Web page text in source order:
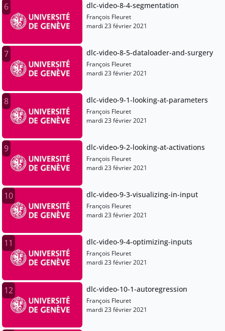
6 dlc-video-8-4-segmentation
François Fleuret
mardi 23 février 2021
7 dlc-video-8-5-dataloader-and-surgery
François Fleuret
mardi 23 février 2021
8 dlc-video-9-1-looking-at-parameters
François Fleuret
mardi 23 février 2021
9 dlc-video-9-2-looking-at-activations
François Fleuret
mardi 23 février 2021
10 dlc-video-9-3-visualizing-in-input
François Fleuret
mardi 23 février 2021
11 dlc-video-9-4-optimizing-inputs
François Fleuret
mardi 23 février 2021
12 dlc-video-10-1-autoregression
François Fleuret
mardi 23 février 2021